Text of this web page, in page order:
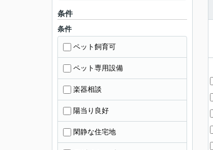
条件
条件
ペット飼育可
ペット専用設備
楽器相談
陽当り良好
閑静な住宅地